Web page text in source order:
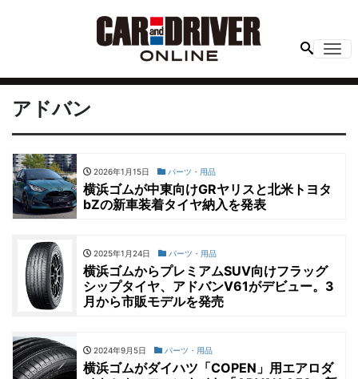
アドバン
2026年1月15日 パーツ・用品
横浜ゴムが中東向けGRヤリスと北米トヨタ
bZの新車装着タイヤ納入を発表
2025年1月24日 パーツ・用品
横浜ゴムからプレミアムSUV向けフラッグ
シップタイヤ、アドバンV61がデビュー。3
月から市販モデルを発売
2024年9月5日 パーツ・用品
横浜ゴムがダイハツ「COPEN」用エアロダ